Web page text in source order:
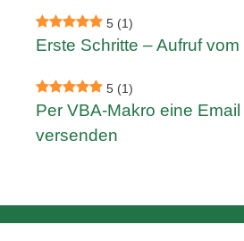
5 (1)
Erste Schritte – Aufruf
5 (1)
Per VBA-Makro eine
versenden